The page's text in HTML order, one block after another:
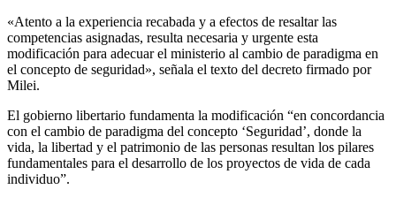
«Atento a la experiencia recabada y a efectos de resaltar las
competencias asignadas, resulta necesaria y urgente esta
modificación para adecuar el ministerio al cambio de paradigma en
el concepto de seguridad», señala el texto del decreto firmado por
Milei.
El gobierno libertario fundamenta la modificación “en concordancia
con el cambio de paradigma del concepto ‘Seguridad’, donde la
vida, la libertad y el patrimonio de las personas resultan los pilares
fundamentales para el desarrollo de los proyectos de vida de cada
individuo”.